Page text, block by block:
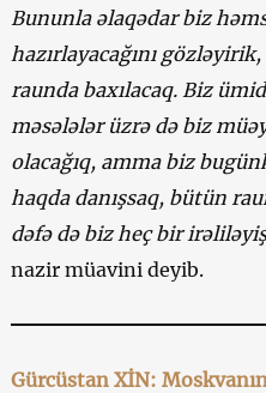
Bununla əlaqədar biz
hazırlayacağını
raunda baxılacaq. Biz
məsələlər üzrə də biz
olacağıq, amma biz
haqda danışsaq, bütün
dəfə də biz heç bir
nazir müavini deyib.
Gürcüstan XİN: